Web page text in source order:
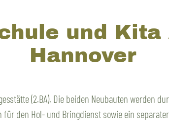
und Kita
Hannover
(2.BA). Die beiden Neubauten werden
den Hol- und Bringdienst sowie ein